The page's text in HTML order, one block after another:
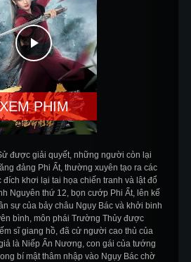
PHIM
được giải quyết, những người còn lại
đảng Phi Ất, thường xuyên tạo ra các
đích khơi lại tai họa chiến tranh và lật đổ
Nguyên thứ 12, bọn cướp Phi Ất, lên kế
sự của bảy châu Ngụy Bác và khởi binh
bình, môn phái Trường Thủy được
sĩ giang hồ, đã cử người cao thủ của
là Niếp Ấn Nương, con gái của tướng
bí mật thâm nhập vào Ngụy Bác chờ